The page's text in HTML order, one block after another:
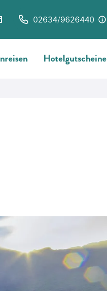
02634/9626440
Hotelgutscheine